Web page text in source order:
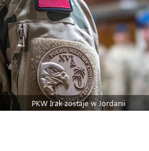
PKW Irak zostaje w Jordanii